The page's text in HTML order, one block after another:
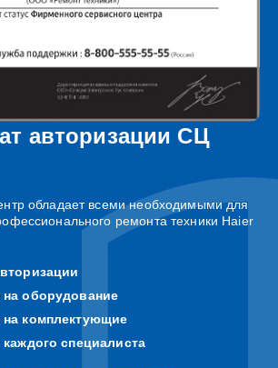
авторизации СЦ
обладает всеми необходимыми для
ремонта техники Haier
оборудование
комплектующие
специалиста